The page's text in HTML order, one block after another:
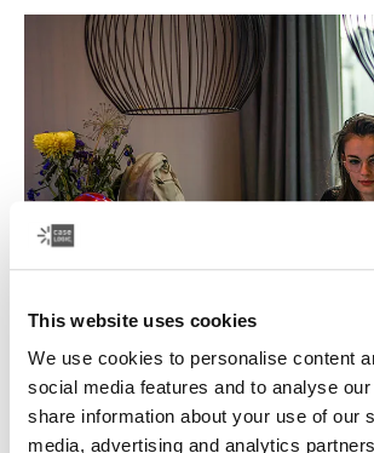
This website uses cookies
We use cookies to personalise content
social media features and to analyse
share information about your use of our
media, advertising and analytics
Estudiar es más simple
Todos aprenden a su manera, pero